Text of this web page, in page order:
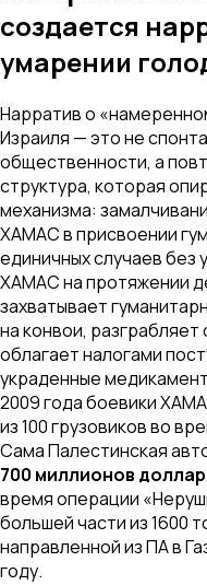
создается
умарении
Нарратив о
Израиля — это не
общественности, а
структура, которая
механизма:
ХАМАС в присвоении
единичных случаев без
ХАМАС на протяжении
захватывает
на конвои,
облагает налогами
украденные
2009 года боевики
из 100 грузовиков во
Сама Палестинская
700 миллионов
время операции
большей части из 1600
направленной из ПА в
году.